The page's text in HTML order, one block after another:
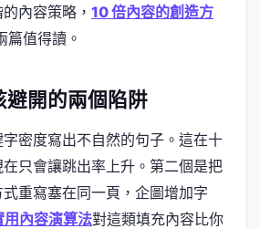
內容策略， 10 倍內容的創造方
篇值得讀。
避開的兩個陷阱
密度寫出不自然的句子。這在十
只會讓跳出率上升。第二個是把
重寫塞在同一頁，企圖增加字
用內容演算法對這類填充內容比你